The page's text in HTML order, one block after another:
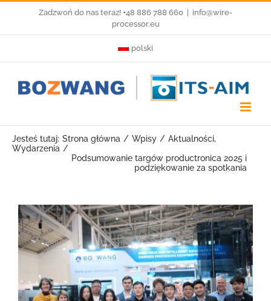
Zadzwoń do nas teraz! +48 886 788 660
info@wire-
processor.eu
polski
Jesteś tutaj: Strona główna Wpisy
Aktualności
Wydarzenia
Podsumowanie targów productronica 2025 i
podziękowanie za spotkania
Pokaż
większy
obrazek